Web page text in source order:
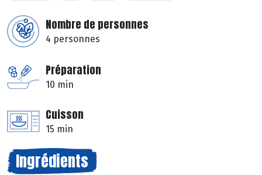
Nombre de personnes
4 personnes
Préparation
10 min
Cuisson
15 min
Ingrédients